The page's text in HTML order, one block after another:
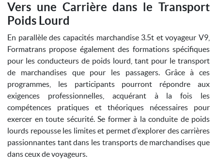
Vers une Carrière dans le Transport
Poids Lourd
En parallèle des capacités marchandise 3.5t et voyageur V9,
Formatrans propose également des formations spécifiques
pour les conducteurs de poids lourd, tant pour le transport
de marchandises que pour les passagers. Grâce à ces
programmes, les participants pourront répondre aux
exigences professionnelles, acquérant à la fois les
compétences pratiques et théoriques nécessaires pour
exercer en toute sécurité. Se former à la conduite de poids
lourds repousse les limites et permet d'explorer des carrières
passionnantes tant dans les transports de marchandises que
dans ceux de voyageurs.